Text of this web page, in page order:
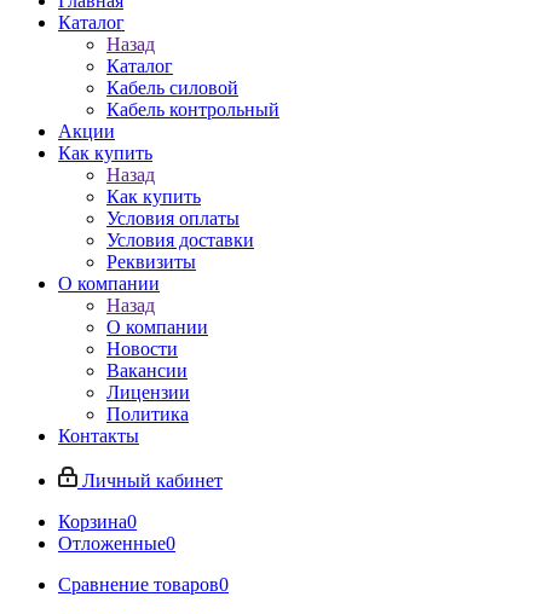
Каталог
Назад
Каталог
Кабель силовой
Кабель контрольный
Акции
Как купить
Назад
Как купить
Условия оплаты
Условия доставки
Реквизиты
О компании
Назад
О компании
Новости
Вакансии
Лицензии
Политика
Контакты
Личный кабинет
Корзина0
Отложенные0
Сравнение товаров0